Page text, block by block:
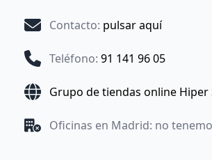
Contacto: pulsar aquí
Teléfono: 91 141 96 05
Grupo de tiendas online Hiper
Oficinas en Madrid: no